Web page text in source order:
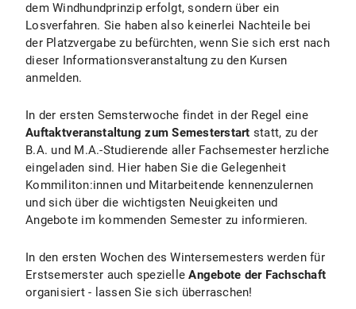
dem Windhundprinzip erfolgt, sondern über ein
Losverfahren. Sie haben also keinerlei Nachteile bei
der Platzvergabe zu befürchten, wenn Sie sich erst nach
dieser Informationsveranstaltung zu den Kursen
anmelden.
In der ersten Semsterwoche findet in der Regel eine
Auftaktveranstaltung zum Semesterstart statt, zu der
B.A. und M.A.-Studierende aller Fachsemester herzliche
eingeladen sind. Hier haben Sie die Gelegenheit
Kommiliton:innen und Mitarbeitende kennenzulernen
und sich über die wichtigsten Neuigkeiten und
Angebote im kommenden Semester zu informieren.
In den ersten Wochen des Wintersemesters werden für
Erstsemerster auch spezielleAngebote der Fachschaft
organisiert - lassen Sie sich überraschen!